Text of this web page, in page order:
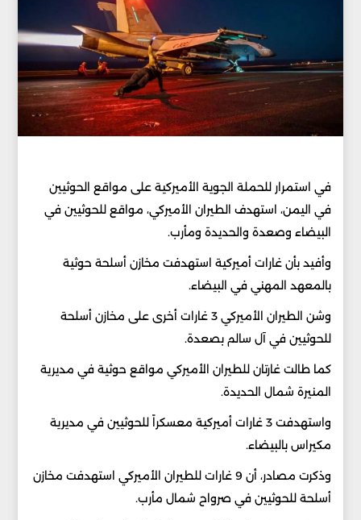
في استمرار للحملة الجوية الأميركية على مواقع الحوثيين
في اليمن، استهدف الطيران الأميركي، مواقع للحوثيين في
البيضاء وصعدة والحديدة ومأرب.
وأفيد بأن غارات أميركية استهدفت مخازن أسلحة حوثية
بالمعهد المهني في البيضاء.
وشن الطيران الأميركي 3 غارات أخرى على مخازن أسلحة
للحوثيين في آل سالم بصعدة.
كما طالت غارتان للطيران الأميركي مواقع حوثية في مديرية
المنيرة شمال الحديدة.
واستهدفت 3 غارات أميركية معسكراً للحوثيين في مديرية
مكيراس بالبيضاء.
وذكرت مصادر، أن 9 غارات للطيران الأميركي استهدفت مخازن
أسلحة للحوثيين في صرواح شمال مأرب.